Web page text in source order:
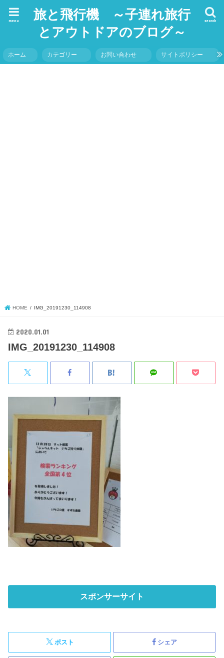
旅と飛行機 ～子連れ旅行
とアウトドアのブログ～
search
menu
ホーム カテゴリー お問い合わせ サイトポリシー
HOME IMG_20191230_114908
2020.01.01
IMG_20191230_114908
スポンサーサイト
ポスト シェア